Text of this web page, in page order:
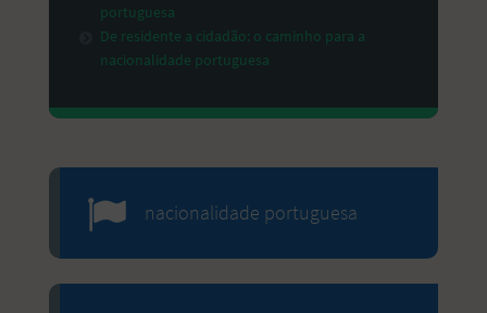
portuguesa
De residente a cidadão: o caminho para a
nacionalidade portuguesa
nacionalidade portuguesa